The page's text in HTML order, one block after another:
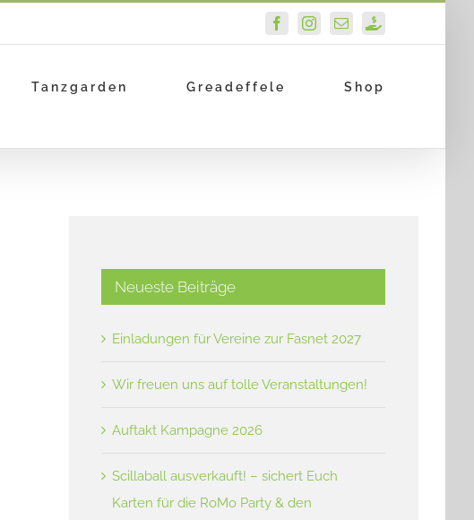
FacebookInstagram
E-
Mail
PayPal
Tanzgarden Greadeffele Shop
Neueste Beiträge
Einladungen für Vereine zur Fasnet 2027
Wir freuen uns auf tolle Veranstaltungen!
Auftakt Kampagne 2026
Scillaball ausverkauft! – sichert Euch
Karten für die RoMo Party & den